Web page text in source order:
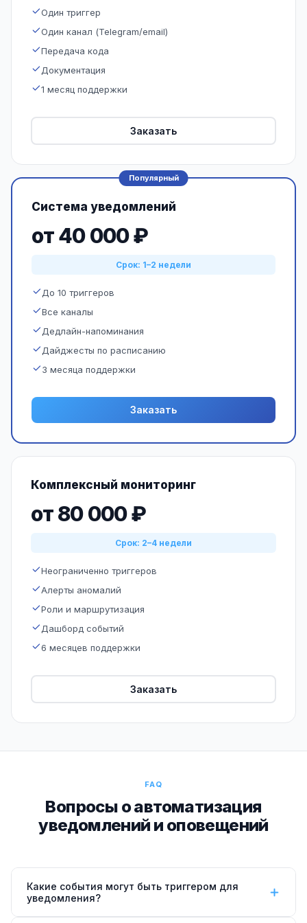
Один триггер
Один канал (Telegram/email)
Передача кода
Документация
1 месяц поддержки
Заказать
Популярный
Система уведомлений
от 40 000 ₽
Срок: 1–2 недели
До 10 триггеров
Все каналы
Дедлайн-напоминания
Дайджесты по расписанию
3 месяца поддержки
Заказать
Комплексный мониторинг
от 80 000 ₽
Срок: 2–4 недели
Неограниченно триггеров
Алерты аномалий
Роли и маршрутизация
Дашборд событий
6 месяцев поддержки
Заказать
FAQ
Вопросы о автоматизация
уведомлений и оповещений
Какие события могут быть триггером для
уведомления?